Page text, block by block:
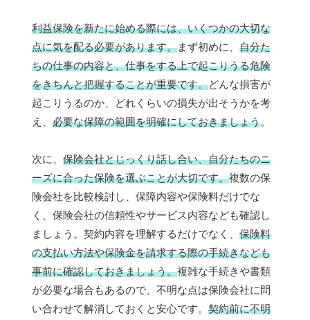
利益保険を新たに始める際には、いくつかの大切な
点に気を配る必要があります。まず初めに、 自分た
ちの仕事の内容と、仕事をする上で起こりうる危険
をきちんと把握することが重要です。どんな損害が
起こりうるのか、どれくらいの損失が出そうかを考
え、 必要な保障の範囲を明確にしておきましょう。
次に、 保険会社とじっくり話し合い、自分たちのニ
ーズに合った保険を選ぶことが大切です。複数の保
険会社を比較検討し、保障内容や保険料だけでな
く、保険会社の信頼性やサービス内容なども確認し
ましょう。契約内容を理解するだけでなく、 保険料
の支払い方法や保険金を請求する際の手続きなども
事前に確認しておきましょう。複雑な手続きや書類
が必要な場合もあるので、不明な点は保険会社に問
い合わせて解消しておくと安心です。 契約前に不明